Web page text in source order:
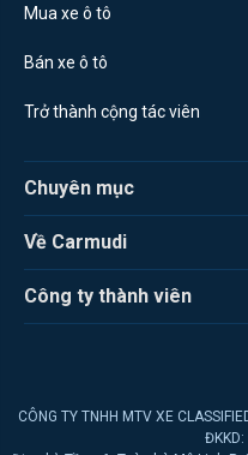
Mua xe ô tô
Bán xe ô tô
Trở thành cộng tác viên
Chuyên mục
Về Carmudi
Công ty thành viên
CÔNG TY TNHH MTV XE